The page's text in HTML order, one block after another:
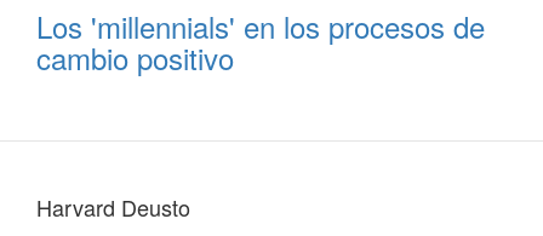
Los 'millennials' en los procesos de
cambio positivo
Harvard Deusto